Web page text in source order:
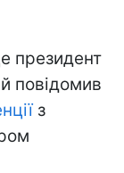
президент
повідомив
з